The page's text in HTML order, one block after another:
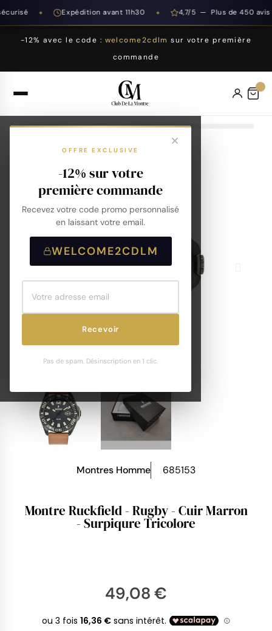
Expédition avant 11h30 4,7/5 — Plus de 450 avis
-12% avec le code : welcome2cdlm sur votre première
commande
OFFRE EXCLUSIVE
-12% sur votre
première commande
Recevez votre code promo personnalisé
en laissant votre email.
WELCOME2CDLM
Recevoir
Pas de spam. Désinscription en 1 clic.
Montres Homme 685153
Montre Ruckfield - Rugby - Cuir Marron
- Surpiqure Tricolore
49,08 €